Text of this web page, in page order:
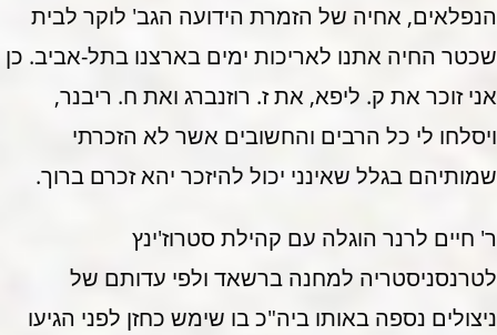
הנפלאים, אחיה של הזמרת הידועה הגב' לוקר לבית
שכטר החיה אתנו לאריכות ימים בארצנו בתל-אביב. כן
אני זוכר את ק. ליפא, את ז. רוזנברג ואת ח. ריבנר,
ויסלחו לי כל הרבים והחשובים אשר לא הזכרתי
שמותיהם בגלל שאינני יכול להיזכר יהא זכרם ברוך.
ר' חיים לרנר הוגלה עם קהילת סטרוז'ינץ
לטרנסניסטריה למחנה ברשאד ולפי עדותם של
ניצולים נספה באותו ביה"כ בו שימש כחזן לפני הגיעו